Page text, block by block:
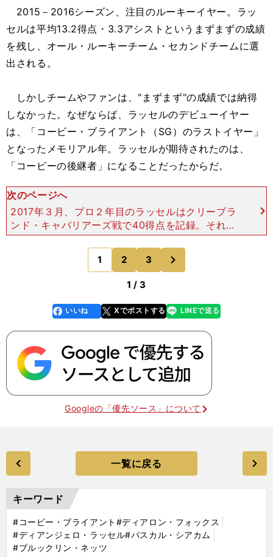
2015－2016シーズン、注目のルーキーイヤー。ラッ
セルは平均13.2得点・3.3アシストというまずまずの成績
を残し、オール・ルーキーチーム・セカンドチームに選
出される。
しかしチームやファンは、"まずまず"の成績では納得
しなかった。なぜならば、ラッセルのデビューイヤー
は、「コービー・ブライアント（SG）のラストイヤー」
となったメモリアル年。ラッセルが期待されたのは、
「コービーの後継者」になることだったからだ。
次のページへ
2017年３月、プロ２年目のラッセルはクリーブラ
ンド・キャバリアーズ戦で40得点を記録。それま
でレギュラーシーズンで40得点以上を記録したレ
イカーズの最年少記録は、コービーの持つ22歳105
日だった。
1 2 3
1 / 3
faceboo
k
いいね Xでポストする
line LINEで送る
Googleの「優先ソース」について
一覧に戻る
キーワード
#コービー・ブライアント #ディアロン・フォックス
#ディアンジェロ・ラッセル#パスカル・シアカム
#ブルックリン・ネッツ